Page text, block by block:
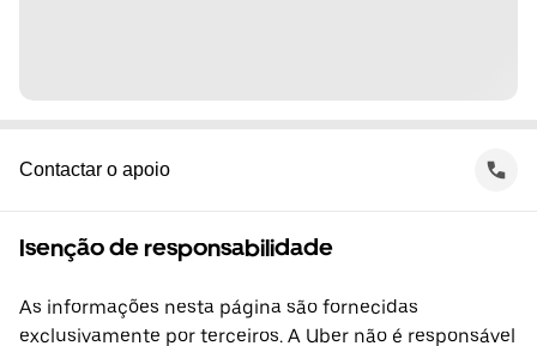
Contactar o apoio
Isenção de responsabilidade
As informações nesta página são fornecidas
exclusivamente por terceiros. A Uber não é responsável